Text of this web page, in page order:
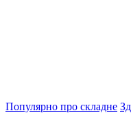
Популярно про складне